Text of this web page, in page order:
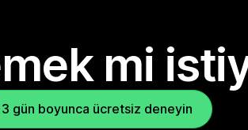
mi
3 gün boyunca ücretsiz deneyin